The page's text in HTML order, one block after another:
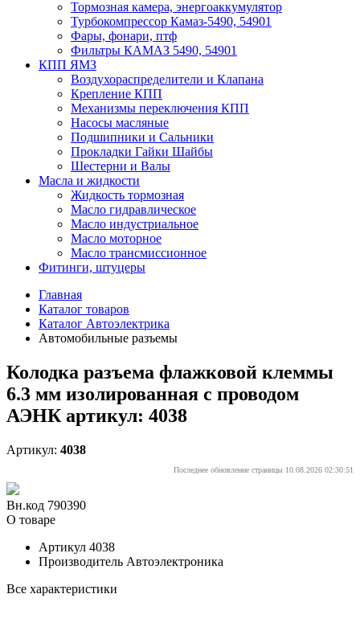
Тормозная камера, энергоаккумулятор
Турбокомпрессор Камаз-5490, 54901
Фары, фонари, птф
Фильтры КАМАЗ 5490, 54901
КПП ЯМЗ
Воздухораспределители и Клапана
Крепление КПП
Механизмы переключения КПП
Насосы масляные
Подшипники и Сальники
Прокладки Гайки Шайбы
Шестерни и Валы
Масла и жидкости
Жидкость тормозная
Масло гидравлическое
Масло индустриальное
Масло моторное
Масло трансмиссионное
Фитинги, штуцеры
Главная
Каталог товаров
Каталог Автоэлектрика
Автомобильные разъемы
Колодка разъема флажковой клеммы
6.3 мм изолированная с проводом
АЭНК артикул: 4038
Артикул: 4038
Последнее обновление страницы 10.08.2026 02:30:51
Вн.код 790390
О товаре
Артикул 4038
Производитель Автоэлектроника
Все характеристики